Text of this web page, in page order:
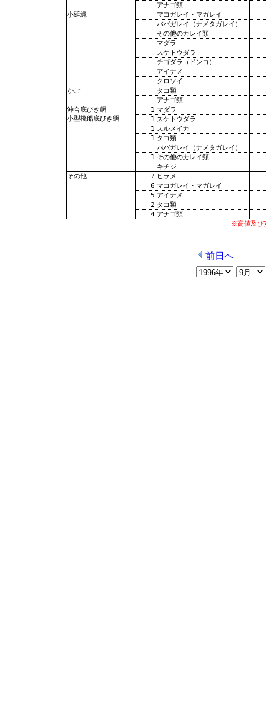
アナゴ類
小延縄
マコガレイ・マガレイ
ババガレイ（ナメタガレイ）
その他のカレイ類
マダラ
スケトウダラ
チゴダラ（ドンコ）
アイナメ
クロソイ
かご
タコ類
アナゴ類
沖合底びき網 1 マダラ
小型機船底びき網 1 スケトウダラ
1 スルメイカ
1 タコ類
ババガレイ（ナメタガレイ）
1 その他のカレイ類
キチジ
その他 7 ヒラメ
6 マコガレイ・マガレイ
5 アイナメ
2 タコ類
4 アナゴ類
※高値及び
前日へ